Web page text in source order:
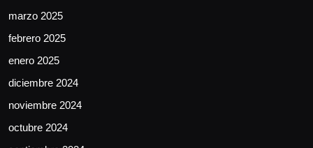
marzo 2025
febrero 2025
enero 2025
diciembre 2024
noviembre 2024
octubre 2024